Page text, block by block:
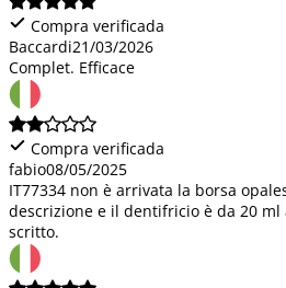
Compra verificada
Baccardi21/03/2026
Complet. Efficace
Compra verificada
fabio08/05/2025
IT77334 non è arrivata la borsa
descrizione e il dentifricio è da 20 ml
scritto.